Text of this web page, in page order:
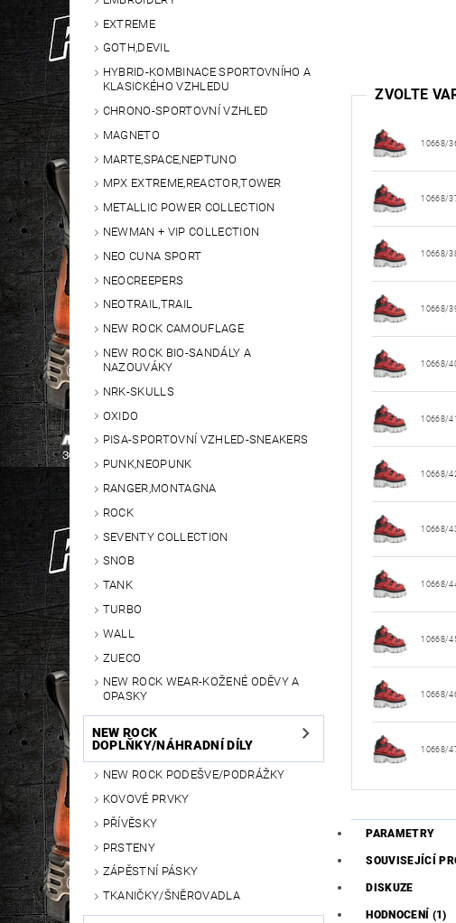
EXTREME
GOTH,DEVIL
HYBRID-KOMBINACE SPORTOVNÍHO A
KLASICKÉHO VZHLEDU
CHRONO-SPORTOVNÍ VZHLED
MAGNETO
MARTE,SPACE,NEPTUNO
MPX EXTREME,REACTOR,TOWER
METALLIC POWER COLLECTION
NEWMAN + VIP COLLECTION
NEO CUNA SPORT
NEOCREEPERS
NEOTRAIL,TRAIL
NEW ROCK CAMOUFLAGE
NEW ROCK BIO-SANDÁLY A
NAZOUVÁKY
NRK-SKULLS
OXIDO
PISA-SPORTOVNÍ VZHLED-SNEAKERS
PUNK,NEOPUNK
RANGER,MONTAGNA
ROCK
SEVENTY COLLECTION
SNOB
TANK
TURBO
WALL
ZUECO
NEW ROCK WEAR-KOŽENÉ ODĚVY A
OPASKY
NEW ROCK
DOPLŇKY/NÁHRADNÍ DÍLY
NEW ROCK PODEŠVE/PODRÁŽKY
KOVOVÉ PRVKY
PŘÍVĚSKY
PRSTENY
ZÁPĚSTNÍ PÁSKY
TKANIČKY/ŠNĚROVADLA
ZVOLTE
10668/
10668/
10668/
10668/
10668/
10668/41
10668/
10668/
10668/
10668/
10668/
10668/
PARAMETRY
SOUVISEJÍCÍ
DISKUZE
HODNOCENÍ (1)